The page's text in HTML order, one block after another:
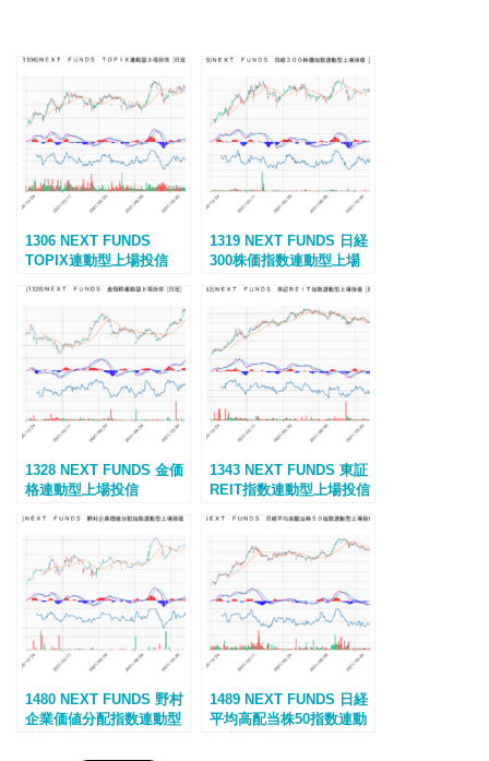
1306 NEXT FUNDS
TOPIX連動型上場投信
1319 NEXT FUNDS 日経
300株価指数連動型上場
1328 NEXT FUNDS 金価
格連動型上場投信
1343 NEXT FUNDS 東証
REIT指数連動型上場投信
1480 NEXT FUNDS 野村
企業価値分配指数連動型
1489 NEXT FUNDS 日経
平均高配当株50指数連動